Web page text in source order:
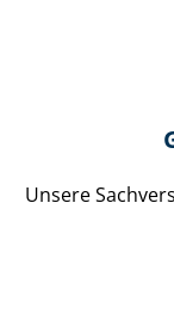
Unsere